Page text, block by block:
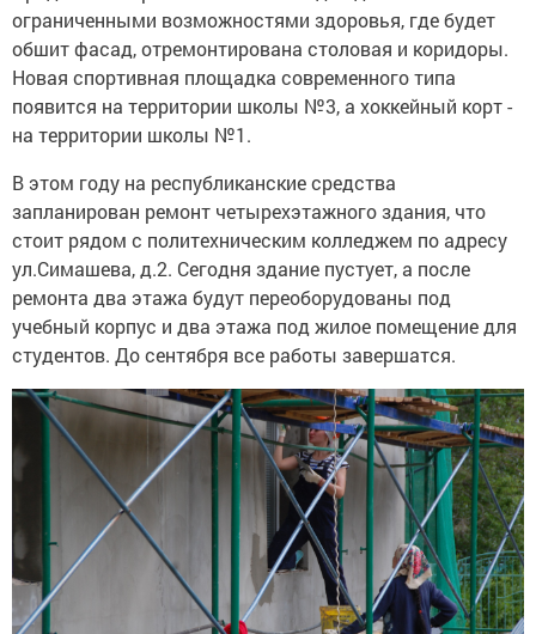
ограниченными возможностями здоровья, где будет
обшит фасад, отремонтирована столовая и коридоры.
Новая спортивная площадка современного типа
появится на территории школы №3, а хоккейный корт -
на территории школы №1.
В этом году на республиканские средства
запланирован ремонт четырехэтажного здания, что
стоит рядом с политехническим колледжем по адресу
ул.Симашева, д.2. Сегодня здание пустует, а после
ремонта два этажа будут переоборудованы под
учебный корпус и два этажа под жилое помещение для
студентов. До сентября все работы завершатся.